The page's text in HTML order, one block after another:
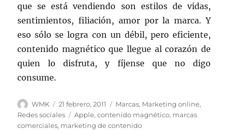
que se está vendiendo son estilos de vidas,
sentimientos, filiación, amor por la marca. Y
eso sólo se logra con un débil, pero eficiente,
contenido magnético que llegue al corazón de
quien lo disfruta, y fíjense que no digo
consume.
Autor
WMK
Publicado
el
21 febrero, 2011 Categorías
Marcas, Marketing online,
Redes sociales
Etiquetas
Apple,contenido magnético, marcas
comerciales, marketing de contenido